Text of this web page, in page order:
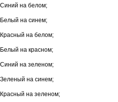
Синий на белом;
Белый на синем;
Красный на белом;
Белый на красном;
Синий на зеленом;
Зеленый на синем;
Красный на зеленом;